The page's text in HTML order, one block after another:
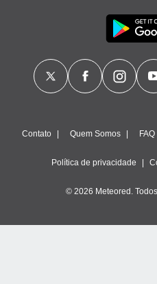
Contato Quem Somos FAQ
Política de privacidade
© 2026 Meteored.